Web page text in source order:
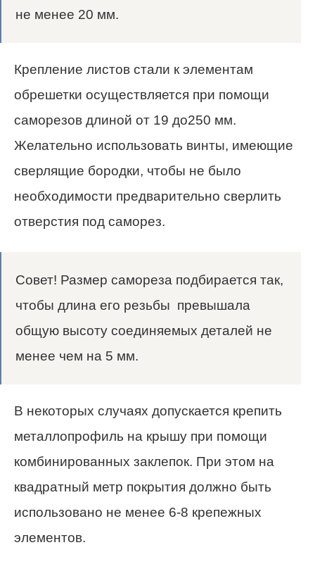
не менее 20 мм.
Крепление листов стали к элементам
обрешетки осуществляется при помощи
саморезов длиной от 19 до250 мм.
Желательно использовать винты, имеющие
сверлящие бородки, чтобы не было
необходимости предварительно сверлить
отверстия под саморез.
Совет! Размер самореза подбирается так,
чтобы длина его резьбы превышала
общую высоту соединяемых деталей не
менее чем на 5 мм.
В некоторых случаях допускается крепить
металлопрофиль на крышу при помощи
комбинированных заклепок. При этом на
квадратный метр покрытия должно быть
использовано не менее 6-8 крепежных
элементов.